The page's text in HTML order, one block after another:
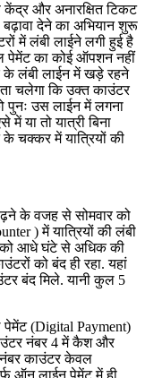
केंद्र और अनारक्षित टिकट
देने का अभियान शुरू
में लंबी लाईने लगी हुई है
पेमेंट का कोई ऑपशन नहीं
के लंबी लाईन में खड़े रहने
चलेगा कि उक्त काउंटर
पुनः उस लाईन में लगना
या तो यात्री बिना
चक्कर में यात्रियों की
के वजह से सोमवार को
) में यात्रियों की लंबी
को आधे घंटे से अधिक की
को बंद ही रहा. यहां
बंद मिले. यानी कुल 5
(Digital Payment)
नंबर 4 में कैश और
नंबर काउंटर केवल
ऑन लाईन पेमेंट में ही